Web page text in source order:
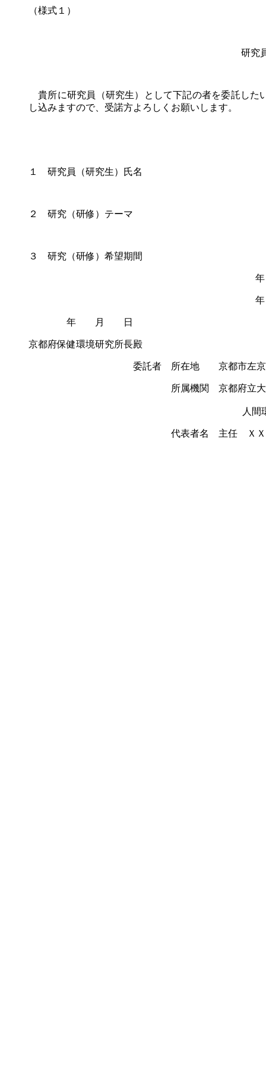
（様式１）
研究
貴所に研究員（研究生）として下記の者を委託した
し込みますので、受諾方よろしくお願いします。
１ 研究員（研究生）氏名
２ 研究（研修）テーマ
３ 研究（研修）希望期間
年 月 日
京都府保健環境研究所長殿
委託者 所在地 京都市左京区
所属機関 京都府立大
人
代表者名 主任 ＸＸ